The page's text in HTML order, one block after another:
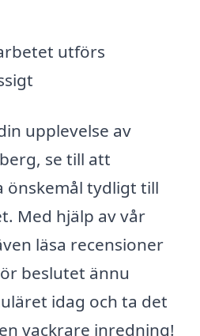
utförs
upplevelse av
se till att
önskemål tydligt till
Med hjälp av vår
läsa recensioner
beslutet ännu
idag och ta det
vackrare inredning!